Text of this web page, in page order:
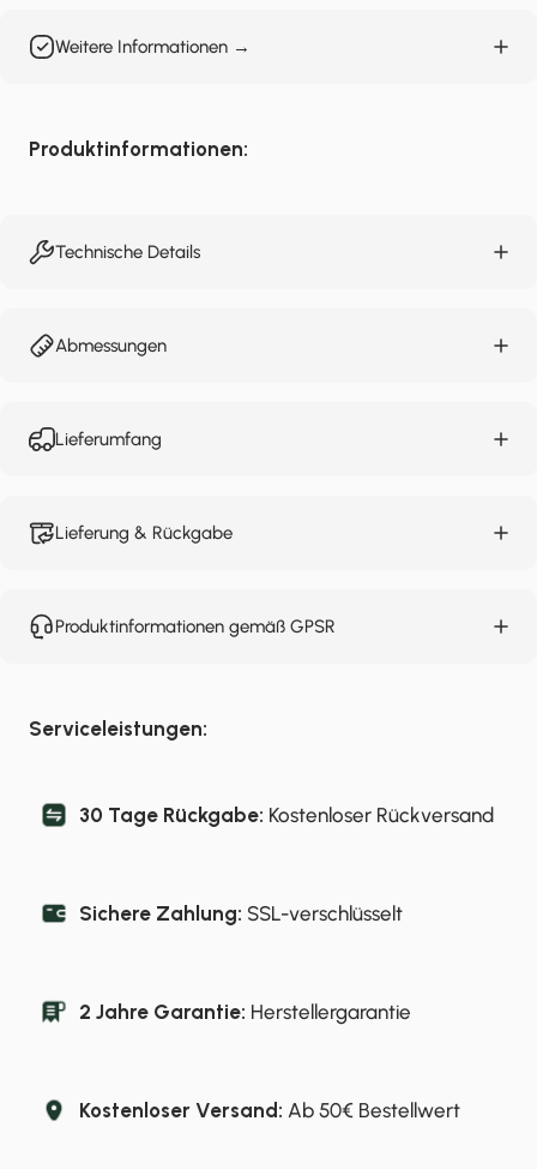
Weitere Informationen →
Produktinformationen:
Technische Details
Abmessungen
Lieferumfang
Lieferung & Rückgabe
Produktinformationen gemäß GPSR
Serviceleistungen:
30 Tage Rückgabe: Kostenloser Rückversand
Sichere Zahlung: SSL-verschlüsselt
2 Jahre Garantie: Herstellergarantie
Kostenloser Versand: Ab 50€ Bestellwert